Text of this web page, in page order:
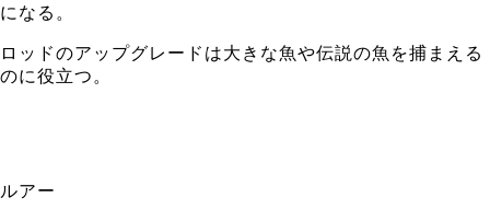
になる。
ロッドのアップグレードは大きな魚や伝説の魚を捕まえる
のに役立つ。
ルアー